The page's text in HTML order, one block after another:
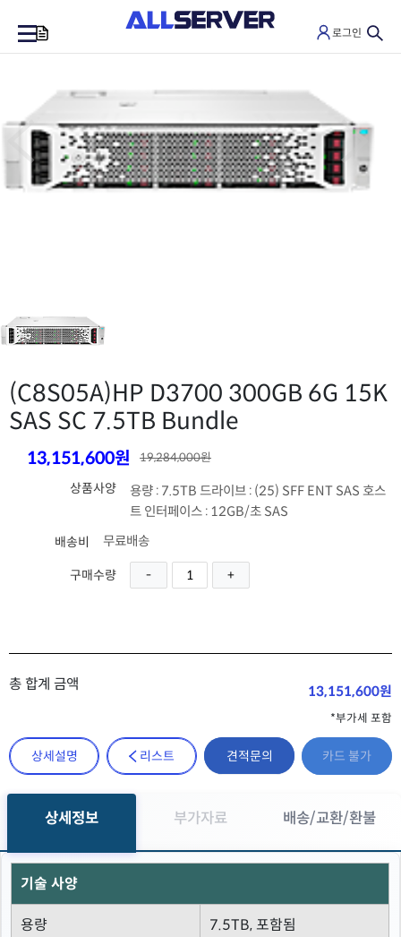
로그인
(C8S05A)HP D3700 300GB 6G 15K
SAS SC 7.5TB Bundle
13,151,600원 19,284,000원
상품사양
용량 : 7.5TB 드라이브 : (25) SFF ENT SAS 호스
트 인터페이스 : 12GB/초 SAS
배송비
무료배송
구매수량
총 합계 금액 13,151,600원
*부가세 포함
상세설명 리스트 견적문의 카드 불가
상세정보 부가자료 배송/교환/환불
기술 사양
용량 7.5TB, 포함됨